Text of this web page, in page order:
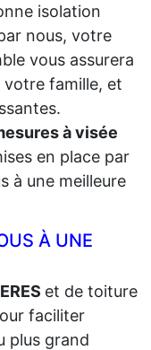
isolation
nous, votre
vous assurera
famille, et
à visée
en place par
à une meilleure
À UNE
et de toiture
faciliter
plus grand